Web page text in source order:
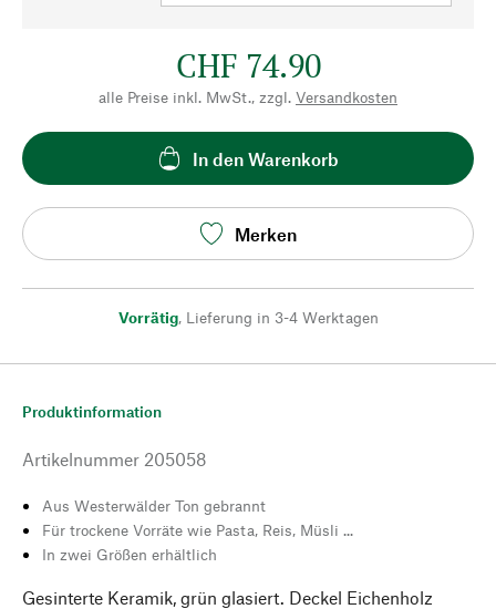
CHF 74.90
alle Preise inkl. MwSt., zzgl. Versandkosten
In den Warenkorb
Merken
Vorrätig, Lieferung in 3-4 Werktagen
Produktinformation
Artikelnummer 205058
Aus Westerwälder Ton gebrannt
Für trockene Vorräte wie Pasta, Reis, Müsli ...
In zwei Größen erhältlich
Gesinterte Keramik, grün glasiert. Deckel Eichenholz